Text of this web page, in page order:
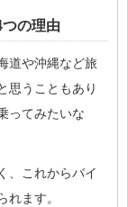
の理由
道や沖縄など旅
思うこともあり
ってみたいな
、これからバイ
ます。